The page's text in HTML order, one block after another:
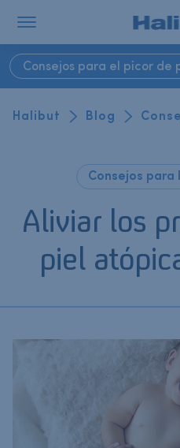
Consejos para el picor de
Halibut Blog
Consejos
Aliviar los
piel